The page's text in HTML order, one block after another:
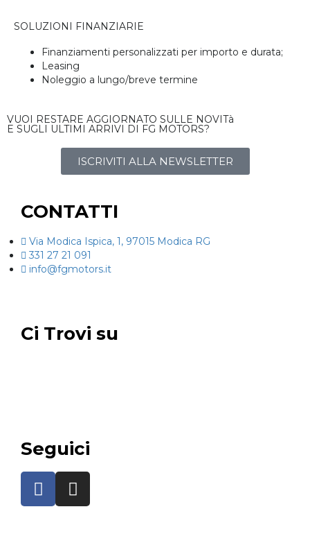
SOLUZIONI FINANZIARIE
Finanziamenti personalizzati per importo e durata;
Leasing
Noleggio a lungo/breve termine
VUOI RESTARE AGGIORNATO SULLE NOVITà
E SUGLI ULTIMI ARRIVI DI FG MOTORS?
ISCRIVITI ALLA NEWSLETTER
CONTATTI
Via Modica Ispica, 1, 97015 Modica RG
331 27 21 091
info@fgmotors.it
Ci Trovi su
Seguici